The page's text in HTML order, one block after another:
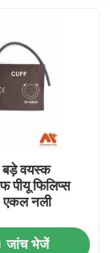
बड़े वयस्क
पीयू फिलिप्स
नली
जांच भेजें